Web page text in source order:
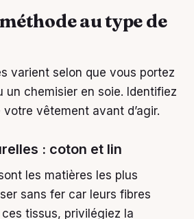
au type de
varient selon que vous portez
un chemisier en soie. Identifiez
vêtement avant d’agir.
: coton et lin
les matières les plus
sans fer car leurs fibres
tissus, privilégiez la